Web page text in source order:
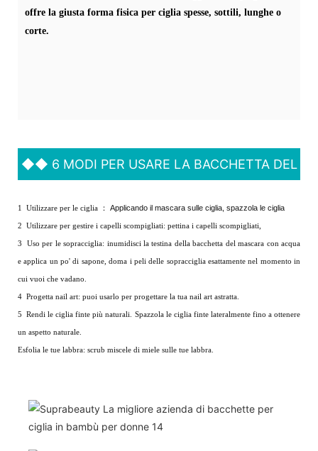
offre la giusta forma fisica per ciglia spesse, sottili, lunghe o
corte.
◆◆ 6 MODI PER USARE LA BACCHETTA DEL
1 Utilizzare per le ciglia ： Applicando il mascara sulle ciglia, spazzola le ciglia
2 Utilizzare per gestire i capelli scompigliati: pettina i capelli scompigliati,
3 Uso per le sopracciglia: inumidisci la testina della bacchetta del mascara con acqua
e applica un po' di sapone, doma i peli delle sopracciglia esattamente nel momento in
cui vuoi che vadano.
4 Progetta nail art: puoi usarlo per progettare la tua nail art astratta.
5 Rendi le ciglia finte più naturali. Spazzola le ciglia finte lateralmente fino a ottenere
un aspetto naturale.
Esfolia le tue labbra: scrub miscele di miele sulle tue labbra.